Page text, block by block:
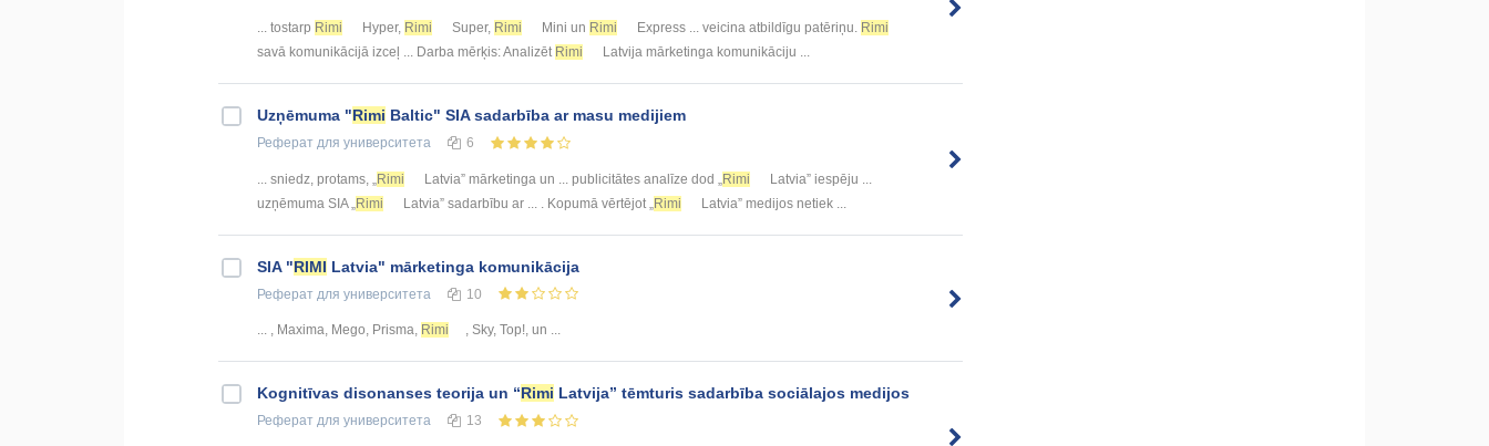
... tostarp Rimi Hyper, Rimi Super, Rimi Mini un Rimi Express ... veicina atbildīgu patēriņu. Rimi
savā komunikācijā izceļ ... Darba mērķis: Analizēt Rimi Latvija mārketinga komunikāciju ...
Uzņēmuma "Rimi Baltic" SIA sadarbība ar masu medijiem
Реферат для университета 6
... sniedz, protams, „ Rimi Latvia” mārketinga un ... publicitātes analīze dod „ Rimi
Latvia” iespēju ...
uzņēmuma SIA „ Rimi Latvia” sadarbību ar ... . Kopumā vērtējot „ Rimi Latvia” medijos netiek ...
SIA "RIMI Latvia" mārketinga komunikācija
Реферат для университета 10
... , Maxima, Mego, Prisma, Rimi , Sky, Top!, un ...
Kognitīvas disonanses teorija un “Rimi Latvija” tēmturis sadarbība sociālajos medijos
Реферат для университета 13